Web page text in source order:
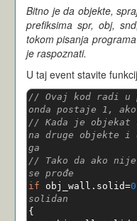
Bitno je da objekte,
prefiksima spr, obj,
tokom pisanja
je raspoznati.
U taj event stavite
// Ovaj kod radi u
onda postaje 1,
// Kada je objekat
na druge objekte i
ga
// Tako da ako
se prođe
if obj_wall . solid=0
solidan
{